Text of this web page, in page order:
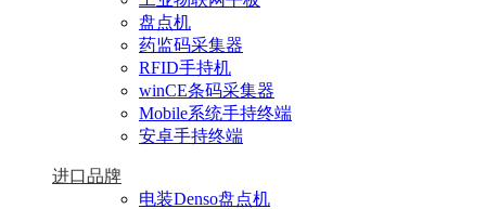
盘点机
药监码采集器
RFID手持机
winCE条码采集器
Mobile系统手持终端
安卓手持终端
进口品牌
电装Denso盘点机